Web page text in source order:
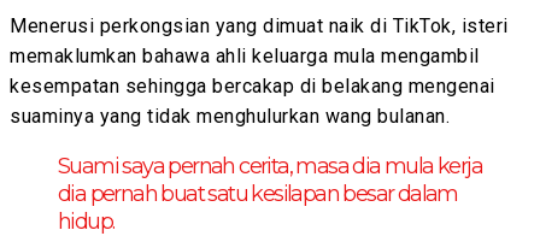
Menerusi perkongsian yang dimuat naik di TikTok, isteri
memaklumkan bahawa ahli keluarga mula mengambil
kesempatan sehingga bercakap di belakang mengenai
suaminya yang tidak menghulurkan wang bulanan.
Suami saya pernah cerita, masa dia mula kerja
dia pernah buat satu kesilapan besar dalam
hidup.